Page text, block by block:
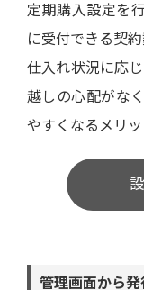
定期購入設定を
に受付できる契
仕入れ状況に応
越しの心配がな
やすくなるメリッ
管理画面から発